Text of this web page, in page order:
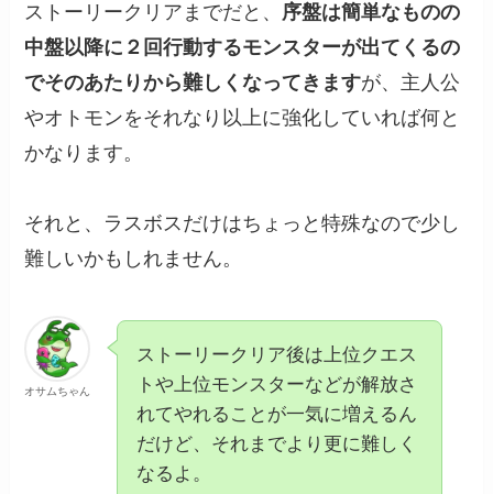
ストーリークリアまでだと、 序盤は簡単なものの
中盤以降に２回行動するモンスターが出てくるの
でそのあたりから難しくなってきますが、主人公
やオトモンをそれなり以上に強化していれば何と
かなります。
それと、ラスボスだけはちょっと特殊なので少し
難しいかもしれません。
オサムちゃん
ストーリークリア後は上位クエス
トや上位モンスターなどが解放さ
れてやれることが一気に増えるん
だけど、それまでより更に難しく
なるよ。